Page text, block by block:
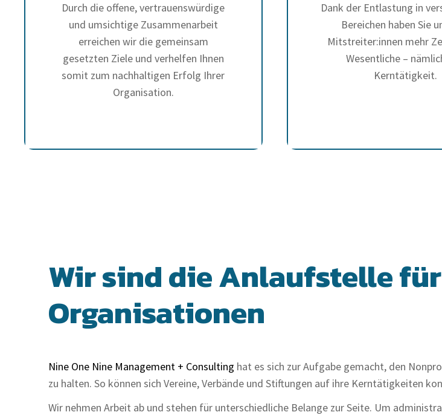
Durch die offene, vertrauenswürdige
und umsichtige Zusammenarbeit
erreichen wir die gemeinsam
gesetzten Ziele und verhelfen Ihnen
somit zum nachhaltigen Erfolg Ihrer
Organisation.
Dank der Entlastung in
Bereichen haben Sie
Mitstreiter:innen mehr
Wesentliche –
Kerntätigkeit.
Wir sind die Anlaufstelle
Organisationen
Nine One Nine Management + Consulting hat es sich zur Aufgabe gemacht, den
zu halten. So können sich Vereine, Verbände und Stiftungen auf ihre Kerntätigkeiten
Wir nehmen Arbeit ab und stehen für unterschiedliche Belange zur Seite. Um